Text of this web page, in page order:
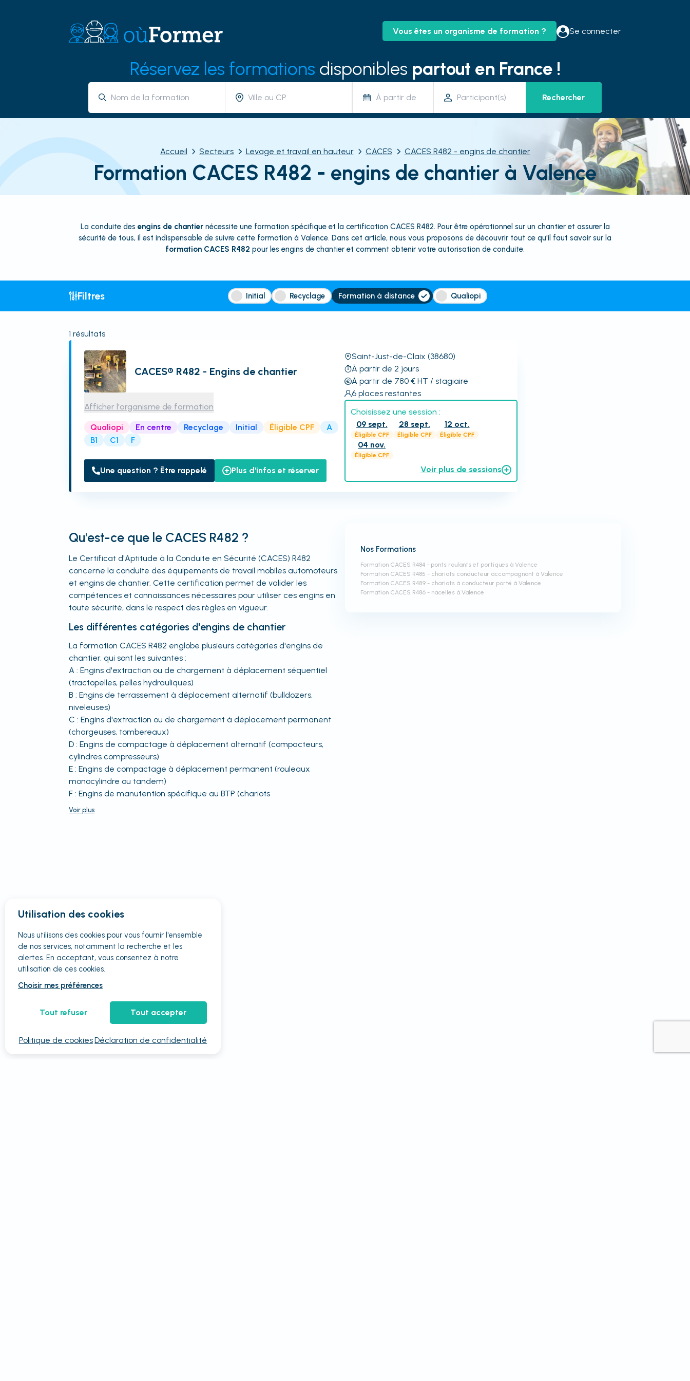
Vous êtes un organisme de formation ? Se connecter
Réservez les formations disponibles partout en France !
À partir de Rechercher
Accueil Secteurs Levage et travail en hauteur CACES CACES R482 - engins de chantier
Formation CACES R482 - engins de chantier à Valence
La conduite des engins de chantiernécessite une formation spécifique et la certification CACES R482. Pour être opérationnel sur un chantier et assurer la
sécurité de tous, il est indispensable de suivre cette formation à Valence. Dans cet article, nous vous proposons de découvrir tout ce qu'il faut savoir sur la
formation CACES R482 pour les engins de chantier et comment obtenir votre autorisation de conduite.
Filtres Initial Recyclage Formation à distance Qualiopi
1 résultats
CACES® R482 - Engins de chantier
Afficher l'organisme de formation
Qualiopi En centre Recyclage Initial Éligible CPF
A
B1
C1 F
Une question ? Être rappelé Plus d'infos et réserver
Saint-Just-de-Claix (38680)
À partir de 2 jours
À partir de 780€ HT / stagiaire
6 places restantes
Choisissez une session :
09 sept.
Éligible CPF
28 sept.
Éligible CPF
12 oct.
Éligible CPF
04 nov.
Éligible CPF
Voir plus de sessions
Qu'est-ce que le CACES R482 ?
Le Certificat d'Aptitude à la Conduite en Sécurité (CACES) R482
concerne la conduite des équipements de travail mobiles automoteurs
et engins de chantier. Cette certification permet de valider les
compétences et connaissances nécessaires pour utiliser ces engins en
toute sécurité, dans le respect des règles en vigueur.
Les différentes catégories d'engins de chantier
La formation CACES R482 englobe plusieurs catégories d'engins de
chantier, qui sont les suivantes :
A : Engins d'extraction ou de chargement à déplacement séquentiel
(tractopelles, pelles hydrauliques)
B : Engins de terrassement à déplacement alternatif (bulldozers,
niveleuses)
C : Engins d'extraction ou de chargement à déplacement permanent
(chargeuses, tombereaux)
D : Engins de compactage à déplacement alternatif (compacteurs,
cylindres compresseurs)
E : Engins de compactage à déplacement permanent (rouleaux
monocylindre ou tandem)
F : Engins de manutention spécifique au BTP (chariots
Voirplus
Nos Formations
Formation CACES R484 - ponts roulants et portiques à Valence
Formation CACES R485 - chariots conducteur accompagnant à Valence
Formation CACES R489 - chariots à conducteur porté à Valence
Formation CACES R486 - nacelles à Valence
Utilisation des cookies
Nous utilisons des cookies pour vous fournir l'ensemble
de nos services, notamment la recherche et les
alertes. En acceptant, vous consentez à notre
utilisation de ces cookies.
Choisir mes préférences
Tout refuser Tout accepter
Politique de cookiesDéclaration de confidentialité